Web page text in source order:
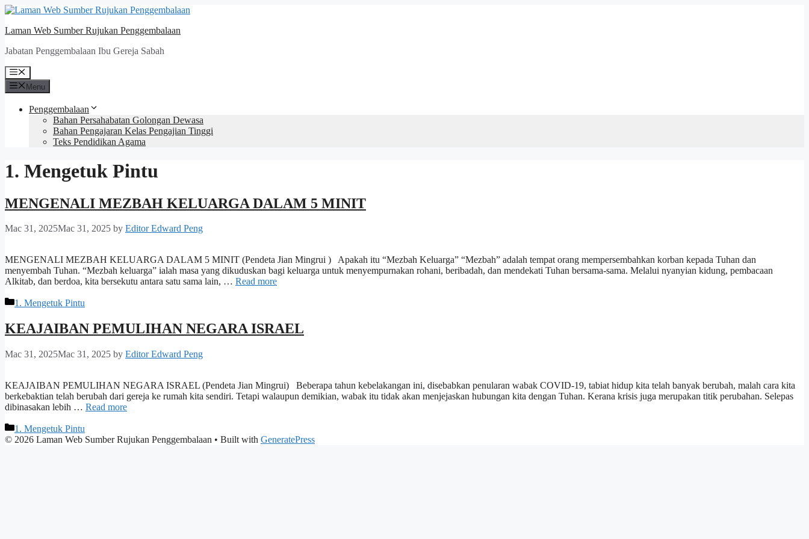
Skip
content
Laman Web Sumber Rujukan Penggembalaan
Jabatan Penggembalaan Ibu Gereja Sabah
Menu
Menu
Penggembalaan
Bahan Persahabatan Golongan Dewasa
Bahan Pengajaran Kelas Pengajian Tinggi
Teks Pendidikan Agama
1. Mengetuk Pintu
MENGENALI MEZBAH KELUARGA DALAM 5 MINIT
Mac 31, 2025Mac 31, 2025 by Editor Edward Peng
MENGENALI MEZBAH KELUARGA DALAM 5 MINIT (Pendeta Jian Mingrui ) Apakah itu “Mezbah Keluarga” “Mezbah” adalah tempat orang mempersembahkan korban kepada Tuhan dan
menyembah Tuhan. “Mezbah keluarga” ialah masa yang dikuduskan bagi keluarga untuk menyempurnakan rohani, beribadah, dan mendekati Tuhan bersama-sama. Melalui nyanyian kidung, pembacaan
Alkitab, dan berdoa, kita bersekutu antara satu sama lain, … Read more
Categories
1. Mengetuk Pintu
KEAJAIBAN PEMULIHAN NEGARA ISRAEL
Mac 31, 2025Mac 31, 2025 by Editor Edward Peng
KEAJAIBAN PEMULIHAN NEGARA ISRAEL (Pendeta Jian Mingrui) Beberapa tahun kebelakangan ini, disebabkan penularan wabak COVID-19, tabiat hidup kita telah banyak berubah, malah cara kita
berkebaktian telah berubah dari gereja ke rumah kita sendiri. Tetapi walaupun demikian, wabak itu tidak akan menjejaskan hubungan kita dengan Tuhan. Kerana krisis juga merupakan titik perubahan. Selepas
dibinasakan lebih … Read more
Categories
1. Mengetuk Pintu
© 2026 Laman Web Sumber Rujukan Penggembalaan • Built with GeneratePress